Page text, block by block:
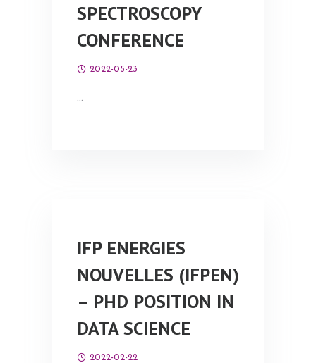
SPECTROSCOPY
CONFERENCE
2022-05-23
…
IFP ENERGIES
NOUVELLES (IFPEN)
– PHD POSITION IN
DATA SCIENCE
2022-02-22